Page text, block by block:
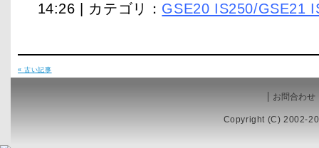
14:26 | カテゴリ： GSE20 IS250/GSE21
« 古い記事
お問合わせ
Copyright (C) 2002-